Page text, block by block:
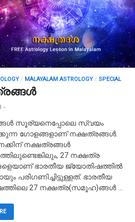
/ MALAYALAM ASTROLOGY / SPECIAL
-
സൂര്യനെപ്പോലെ സ്വയം
ഗോളങ്ങളാണ് നക്ഷത്രങ്ങൾ.
നക്ഷത്രങ്ങൾ
27 നക്ഷത്ര
ഭാരതീയ ജ്യോതിഷത്തിൽ
പരിഗണിച്ചിട്ടുള്ളത്. ഭാരതീയ
27 നക്ഷത്ര(സമൂഹ)ങ്ങൾ …